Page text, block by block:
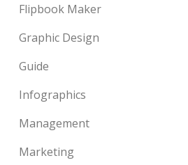
Flipbook Maker
Graphic Design
Guide
Infographics
Management
Marketing